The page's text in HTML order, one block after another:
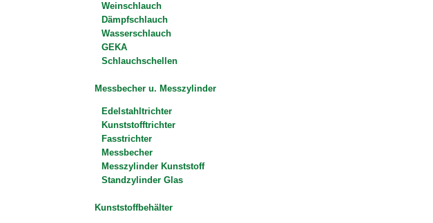
Weinschlauch
Dämpfschlauch
Wasserschlauch
GEKA
Schlauchschellen
Messbecher u. Messzylinder
Edelstahltrichter
Kunststofftrichter
Fasstrichter
Messbecher
Messzylinder Kunststoff
Standzylinder Glas
Kunststoffbehälter